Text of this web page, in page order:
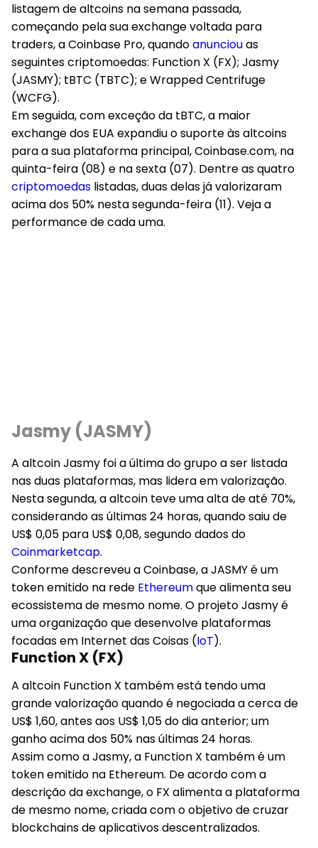
listagem de altcoins na semana passada,
começando pela sua exchange voltada para
traders, a Coinbase Pro, quandoanunciouas
seguintes criptomoedas: Function X (FX); Jasmy
(JASMY); tBTC (TBTC); e Wrapped Centrifuge
(WCFG).
Em seguida, com exceção da tBTC, a maior
exchange dos EUA expandiu o suporte às altcoins
para a sua plataforma principal, Coinbase.com, na
quinta-feira (08) e na sexta (07). Dentre as quatro
criptomoedas listadas, duas delas já valorizaram
acima dos 50% nesta segunda-feira (11). Veja a
performance de cada uma.
Jasmy (JASMY)
A altcoin Jasmy foi a última do grupo a ser listada
nas duas plataformas, mas lidera em valorização.
Nesta segunda, a altcoin teve uma alta de até 70%,
considerando as últimas 24 horas, quando saiu de
US$ 0,05 para US$ 0,08, segundo dados do
Coinmarketcap.
Conforme descreveu a Coinbase, a JASMY é um
token emitido na rede Ethereumque alimenta seu
ecossistema de mesmo nome. O projeto Jasmy é
uma organização que desenvolve plataformas
focadas em Internet das Coisas (IoT).
Function X (FX)
A altcoin Function X também está tendo uma
grande valorização quando é negociada a cerca de
US$ 1,60, antes aos US$ 1,05 do dia anterior; um
ganho acima dos 50% nas últimas 24 horas.
Assim como a Jasmy, a Function X também é um
token emitido na Ethereum. De acordo com a
descrição da exchange, o FX alimenta a plataforma
de mesmo nome, criada com o objetivo de cruzar
blockchains de aplicativos descentralizados.